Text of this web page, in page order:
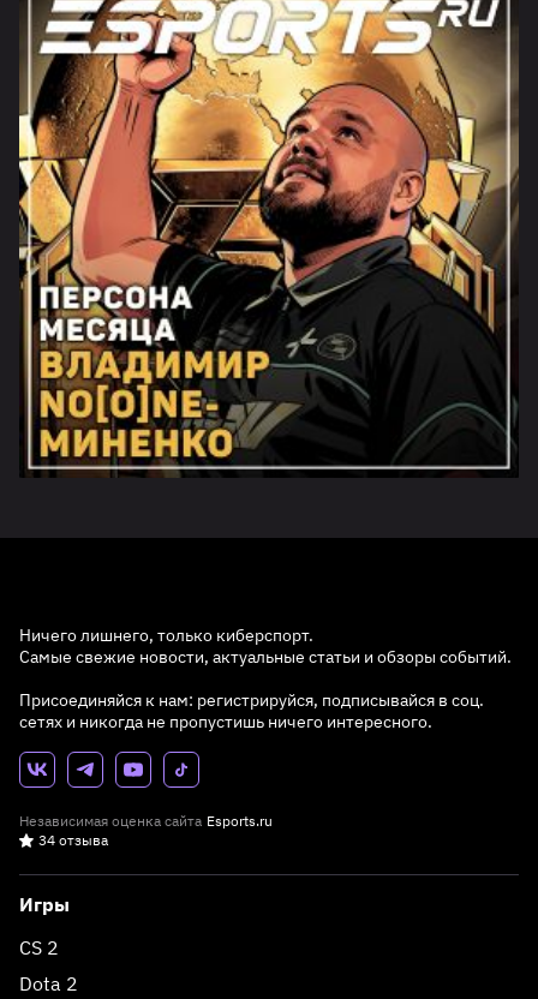
Ничего лишнего, только киберспорт.
Самые свежие новости, актуальные статьи и обзоры событий.
Присоединяйся к нам: регистрируйся, подписывайся в соц.
сетях и никогда не пропустишь ничего интересного.
Независимая оценка сайта Esports.ru
34 отзыва
Игры
CS 2
Dota 2